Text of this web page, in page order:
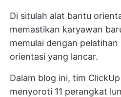
Di situlah alat bantu
memastikan karyawan
memulai dengan pelatihan
orientasi yang lancar.
Dalam blog ini, tim
menyoroti 11 perangkat